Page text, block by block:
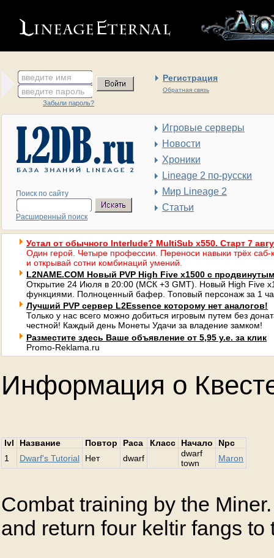
введите имя Регистрация
Обратная связь
введите пароль
Забыли пароль?
Поиск по сайту
Расширенный поиск
Игровые серверы
Новости
Хроники
Lineage 2 по-русски
Мир Lineage 2
Статьи
Устал от обычного Interlude? MultiSub x550. Старт 7
Один герой. Четыре профессии. Переноси навыки трёх саб-
и открывай сотни комбинаций умений.
L2NAME.COM Новый PVP High Five x1500 с
Открытие 24 Июля в 20:00 (МСК +3 GMT). Новый High Five
функциями. Полноценный бафер. Топовый персонаж за 1
Лучший PVP сервер L2Essence которому нет аналогов!
Только у нас всего можно добиться игровым путем без
честной! Каждый день Монеты Удачи за владение замком!
Разместите здесь Ваше объявление от 5,95 у.е. за клик
Promo-Reklama.ru
Информация о
lvl Название Повтор Раса Класс Начало
Npc
1
Dwarf's Tutorial Нет dwarf
dwarf
town
Maron
Combat training by the
and return four keltir fangs to